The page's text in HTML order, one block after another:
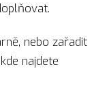
nebo zařadit
najdete